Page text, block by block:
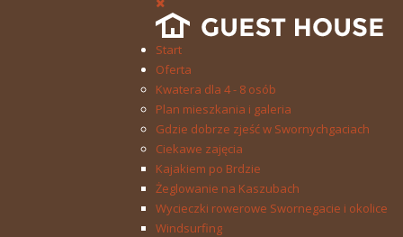
Start
Oferta
Kwatera dla 4 - 8 osób
Plan mieszkania i galeria
Gdzie dobrze zjeść w Swornychgaciach
Ciekawe zajęcia
Kajakiem po Brdzie
Żeglowanie na Kaszubach
Wycieczki rowerowe Swornegacie i okolice
Windsurfing